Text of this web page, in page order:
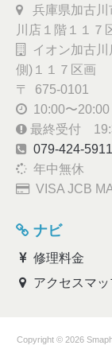
兵庫県加古川
川店１階１１７
イオン加古
側)１１７区画
〒 675-0101
10:00〜20:00
最終受付
079-424-5911
年中無休
VISA JCB
ナビ
修理料金
アクセスマッ
Copyright © 2026